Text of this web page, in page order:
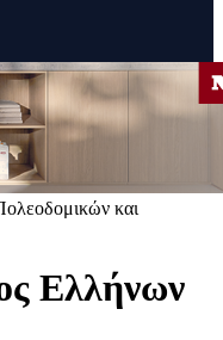
και
Ελλήνων